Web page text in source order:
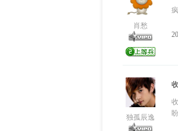
肖愁
独孤辰逸